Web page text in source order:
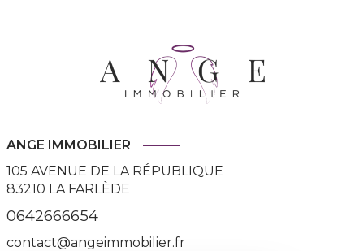
ANGE IMMOBILIER
105 AVENUE DE LA RÉPUBLIQUE
83210 LA FARLÈDE
0642666654
contact@angeimmobilier.fr